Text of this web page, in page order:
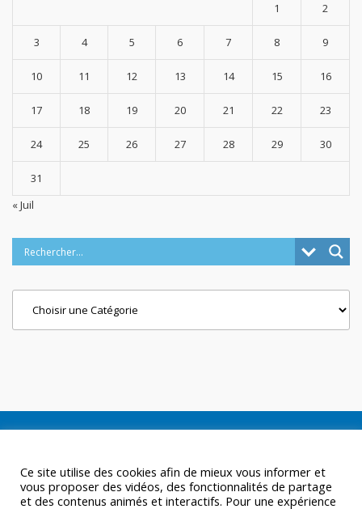
1 2
3 4 5 6 7 8 9
10 11 12 13 14 15 16
17 18 19 20 21 22 23
24 25 26 27 28 29 30
31
« Juil
Ce site utilise des cookies afin de mieux vous informer et
vous proposer des vidéos, des fonctionnalités de partage
et des contenus animés et interactifs. Pour une expérience